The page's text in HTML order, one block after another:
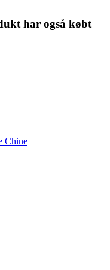
har også købt